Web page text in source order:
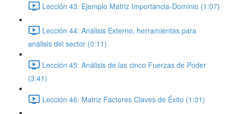
Lección 43: Ejemplo Matriz Importancia-Dominio (1:07)
Lección 44: Análisis Externo, herramientas para
análisis del sector (0:11)
Lección 45: Análisis de las cinco Fuerzas de Poder
(3:41)
Lección 46: Matriz Factores Claves de Éxito (1:31)